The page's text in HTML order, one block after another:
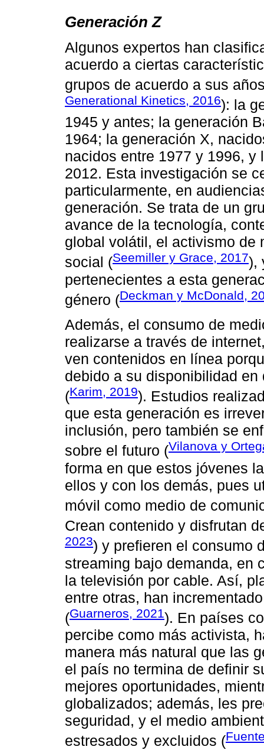
Generación Z
Algunos expertos han
acuerdo a ciertas
grupos de acuerdo a sus
Generational Kinetics, 2016): la
1945 y antes; la generación
1964; la generación X,
nacidos entre 1977 y 1996,
2012. Esta investigación se
particularmente, en
generación. Se trata de un
avance de la tecnología,
global volátil, el activismo de
social (Seemiller y Grace, 2017),
pertenecientes a esta
género (Deckman y McDonald,
Además, el consumo de
realizarse a través de
ven contenidos en línea
debido a su disponibilidad
(Karim, 2019). Estudios
que esta generación es
inclusión, pero también se
sobre el futuro (Vilanova y
forma en que estos jóvenes
ellos y con los demás, pues
móvil como medio de
Crean contenido y disfrutan
2023) y prefieren el consumo
streaming bajo demanda, en
la televisión por cable. Así,
entre otras, han
(Guarneros, 2021). En países
percibe como más activista,
manera más natural que las
el país no termina de definir
mejores oportunidades,
globalizados; además, les
seguridad, y el medio
estresados y excluidos (